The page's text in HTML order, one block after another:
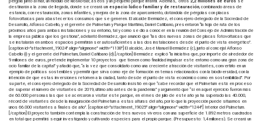
destinarán a la zona de llegada, donde se creará un espacio lúdico familiar y de restauración, combinando áreas de
estancia, con restauración, zonas infantiles, y mejora de la zona de aparcamiento, dotándola de pérgolas con placas
fotovoltaicas para abastecer los consumos que se generen. El alcalde Bermúdez, el consejero delegado de la Sociedad de
Desarrollo, Alfonso Cabello, y el gerente de Palmetum y Parque Marítimo, Daniel Cañibano, presentaron “la hoja de ruta de los
próximos años para ambas instalaciones y su entorno, tal y como se dio a conocer en la reunión del Consejo de Administración de
la empresa pública que los gestiona”, adelantó Bermúdez, que anunció que “las dos nuevas zonas de placas fotovoltaicas que
se instalarán en ambos espacios permitirán ser autosuficientes a las dos instalaciones desde el punto de vista energético”.
[caption id="attachment_19024" align="alignnone" width="1138"] El alcalde, José Manuel Bermúdez (c), junto al concejal Alfonso
Cabello (i) y el gerente del Palmetum, Daniel Cañibano (d).[/caption] Bermúdez explicó “la iniciativa que, por importe de alrededor de
9 millones de euros, pretende implementar 10 proyectos que tienen como finalidad impulsar este entorno como una gran zona de
ocio familiar de la capital” y añadió que, “a la vez que consolidarlo como una creciente atracción de visitantes, convertirlo en un
ejemplo de políticas sostenibles y permitir que sirva como eje de formación en temas relacionados con la biodiversidad, con la
intención de que estas inversiones retornen a la ciudad, tanto desde el punto de vista económico como en sostenibilidad”. Por
su parte, el consejero delegado de la Sociedad de Desarrollo insistió en que “cabe recordar que el Palmetum está en proceso
de superar el número de visitantes de 2019, último año antes de la pandemia” y argumentó que “si en aquel ejercicio fueron más
de 60.000 personas las que se acercaron a visitar este parque, en el mes de julio de este año ya ha superado las 40.000,
récord de visitantes desde la inauguración del Palmetum a estas alturas del año, por lo que la proyección puede situarnos en
unos 66.000 visitantes a finales de año”. [caption id="attachment_19025" align="alignnone" width="1244"] Interior del Palmetum.
[/caption] El proyecto también contempla la construcción de tres nuevos viveros con una superficie de 1.892 metros cuadrados
en total que permitirá seguir investigando y cultivando especies para el propio parque. (Presupuesto: 1,4 millones). Se creará un